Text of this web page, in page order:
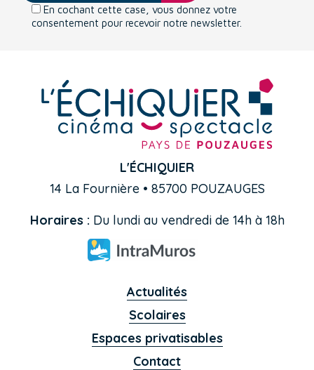
En cochant cette case, vous donnez votre
consentement pour recevoir notre newsletter.
L'ÉCHIQUIER
14 La Fournière • 85700 POUZAUGES
Horaires : Du lundi au vendredi de 14h à 18h
Actualités
Scolaires
Espaces privatisables
Contact